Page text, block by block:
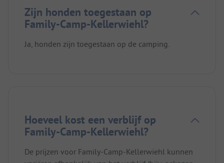
Zijn honden toegestaan op
Family-Camp-Kellerwiehl?
Ja, honden zijn toegestaan op de camping.
Hoeveel kost een verblijf op
Family-Camp-Kellerwiehl?
De prijzen voor Family-Camp-Kellerwiehl kunnen